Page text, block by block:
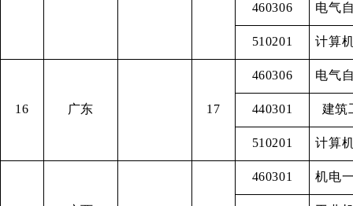
460306 电气
510201 计算
16 广东 17
460306 电气
440301 建筑
510201 计算
460301 机电